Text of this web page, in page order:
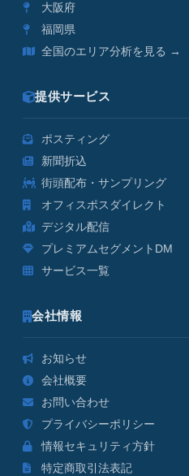
大阪府
福岡県
全国のエリア分析を見る →
提供サービス
ポスティング
新聞折込
街頭配布・サンプリング
オフィスポスダイレクト
デジタル配信
プレミアムセグメントDM
サービス一覧
会社情報
お知らせ
会社概要
お問い合わせ
プライバシーポリシー
情報セキュリティ方針
特定商取引法表記